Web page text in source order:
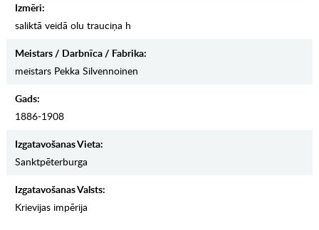
Izmēri:
saliktā veidā olu trauciņa h
Meistars / Darbnīca / Fabrika:
meistars Pekka Silvennoinen
Gads:
1886-1908
Izgatavošanas Vieta:
Sanktpēterburga
Izgatavošanas Valsts:
Krievijas impērija